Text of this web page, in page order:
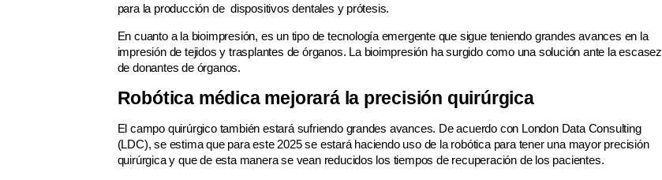
para la producción de dispositivos dentales y prótesis.
En cuanto a la bioimpresión, es un tipo de tecnología emergente que sigue teniendo grandes avances en la
impresión de tejidos y trasplantes de órganos. La bioimpresión ha surgido como una solución ante la escasez
de donantes de órganos.
Robótica médica mejorará la precisión quirúrgica
El campo quirúrgico también estará sufriendo grandes avances. De acuerdo con London Data Consulting
(LDC), se estima que para este 2025 se estará haciendo uso de la robótica para tener una mayor precisión
quirúrgica y que de esta manera se vean reducidos los tiempos de recuperación de los pacientes.